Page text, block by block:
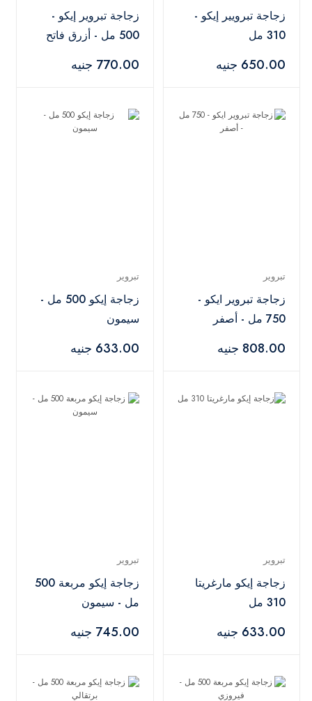
زجاجة تبرويير إيكو -
310 مل
650.00 جنيه
زجاجة تبروير إيكو -
500 مل - أزرق فاتح
770.00 جنيه
تبروير
زجاجة تبروير ايكو -
750 مل - أصفر
808.00 جنيه
تبروير
زجاجة إيكو 500 مل -
سيمون
633.00 جنيه
تبروير
زجاجة إيكو مارغريتا
310 مل
633.00 جنيه
تبروير
زجاجة إيكو مربعة 500
مل - سيمون
745.00 جنيه